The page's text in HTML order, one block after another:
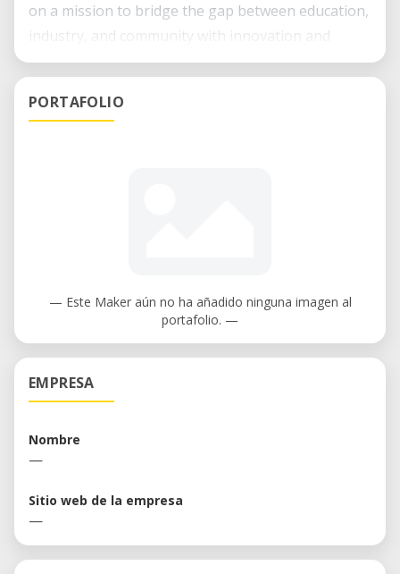
on a mission to bridge the gap between education,
industry, and community with innovation and
creativity.
PORTAFOLIO
— Este Maker aún no ha añadido ninguna imagen al
portafolio. —
EMPRESA
Nombre
—
Sitio web de la empresa
—